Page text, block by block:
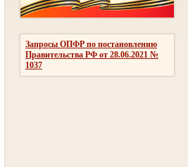
Запросы ОПФР по постановлению
Правительства РФ от 28.06.2021 №
1037